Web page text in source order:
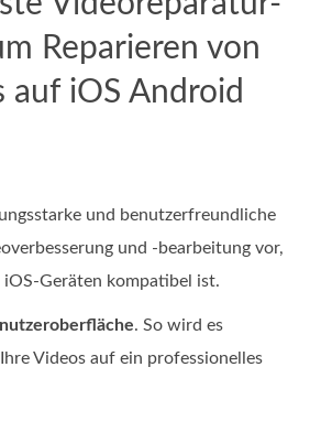
Reparieren von
auf iOS Android
und benutzerfreundliche
und -bearbeitung vor,
Geräten kompatibel ist.
. So wird es
Videos auf ein professionelles